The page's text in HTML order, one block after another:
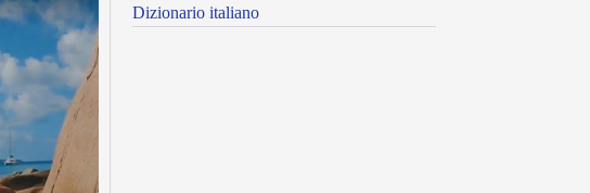
Dizionario italiano